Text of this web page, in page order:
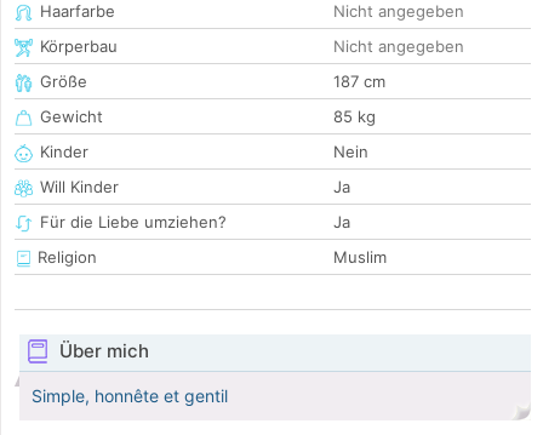
Haarfarbe
Nicht angegeben
Körperbau
Nicht angegeben
Größe
187 cm
Gewicht
85 kg
Kinder
Nein
Will Kinder
Ja
Für die Liebe umziehen?
Ja
Religion
Muslim
Über mich
Simple, honnête et gentil